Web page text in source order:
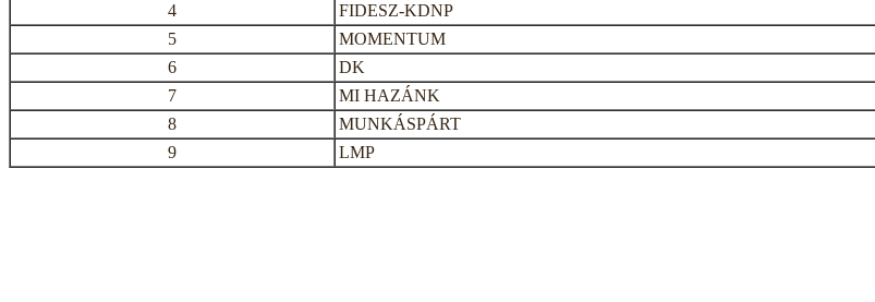
4
FIDESZ-KDNP
5
MOMENTUM
6
DK
7
MI HAZÁNK
8
MUNKÁSPÁRT
9
LMP